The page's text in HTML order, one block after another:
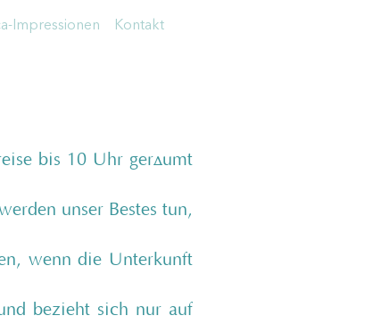
Impressionen Kontakt
bis 10 Uhr geräumt
unser Bestes tun,
wenn die Unterkunft
bezieht sich nur auf